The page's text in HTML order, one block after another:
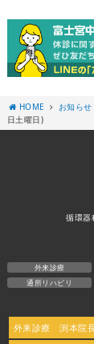
HOME お知らせ
日土曜日)
循環器
外来診療
通所リハビリ
外来診療 渕本院